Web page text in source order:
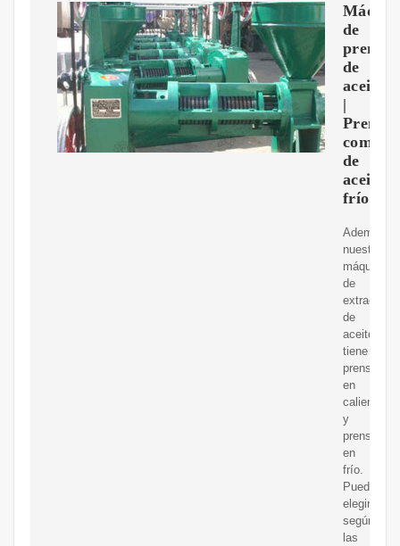
de
prensa
de
aceite
|
Prensa
de
aceite
frío
Además,
nuestra
máquina
de
extracción
de
aceite
tiene
prensado
en
caliente
y
prensado
en
frío.
Puede
elegir
según
las